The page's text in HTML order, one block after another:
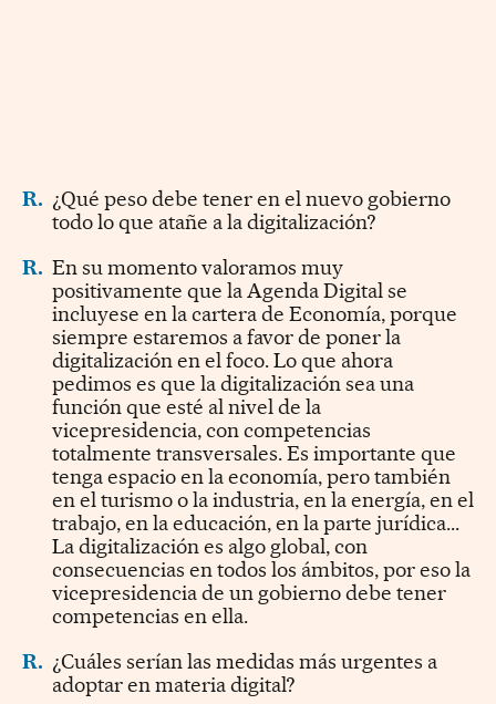
R. ¿Qué peso debe tener en el nuevo gobierno
todo lo que atañe a la digitalización?
R. En su momento valoramos muy
positivamente que la Agenda Digital se
incluyese en la cartera de Economía, porque
siempre estaremos a favor de poner la
digitalización en el foco. Lo que ahora
pedimos es que la digitalización sea una
función que esté al nivel de la
vicepresidencia, con competencias
totalmente transversales. Es importante que
tenga espacio en la economía, pero también
en el turismo o la industria, en la energía, en el
trabajo, en la educación, en la parte jurídica...
La digitalización es algo global, con
consecuencias en todos los ámbitos, por eso la
vicepresidencia de un gobierno debe tener
competencias en ella.
R. ¿Cuáles serían las medidas más urgentes a
adoptar en materia digital?